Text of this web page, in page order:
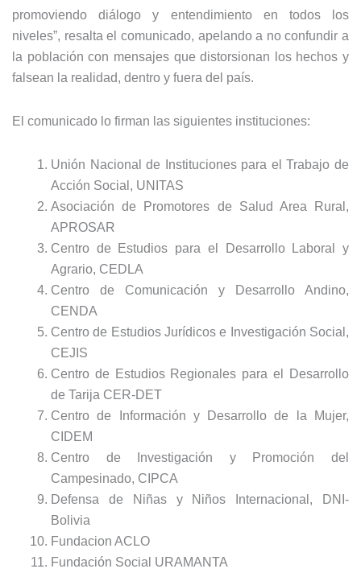
promoviendo diálogo y entendimiento en todos los
niveles”, resalta el comunicado, apelando a no confundir a
la población con mensajes que distorsionan los hechos y
falsean la realidad, dentro y fuera del país.
El comunicado lo firman las siguientes instituciones:
Unión Nacional de Instituciones para el Trabajo de
Acción Social, UNITAS
Asociación de Promotores de Salud Area Rural,
APROSAR
Centro de Estudios para el Desarrollo Laboral y
Agrario, CEDLA
Centro de Comunicación y Desarrollo Andino,
CENDA
Centro de Estudios Jurídicos e Investigación Social,
CEJIS
Centro de Estudios Regionales para el Desarrollo
de Tarija CER-DET
Centro de Información y Desarrollo de la Mujer,
CIDEM
Centro de Investigación y Promoción del
Campesinado, CIPCA
Defensa de Niñas y Niños Internacional, DNI-
Bolivia
Fundacion ACLO
Fundación Social URAMANTA